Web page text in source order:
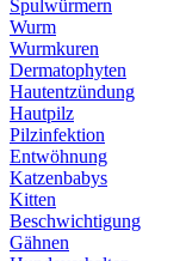
Spulwürmern
Wurm
Wurmkuren
Dermatophyten
Hautentzündung
Hautpilz
Pilzinfektion
Entwöhnung
Katzenbabys
Kitten
Beschwichtigung
Gähnen